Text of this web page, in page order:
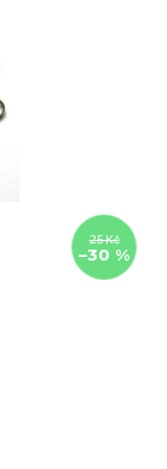
25 Kč
–30 %